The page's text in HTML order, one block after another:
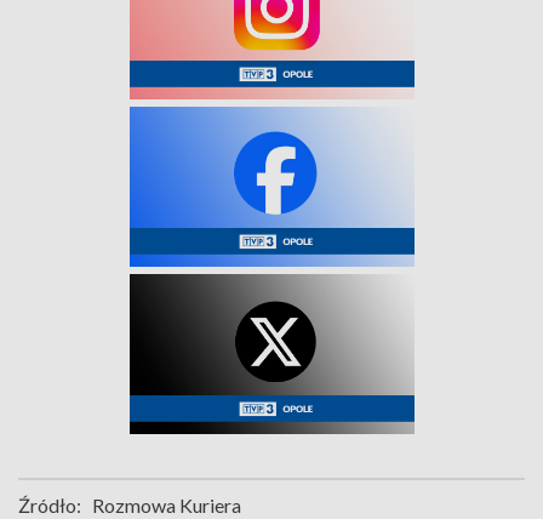
Źródło: Rozmowa Kuriera